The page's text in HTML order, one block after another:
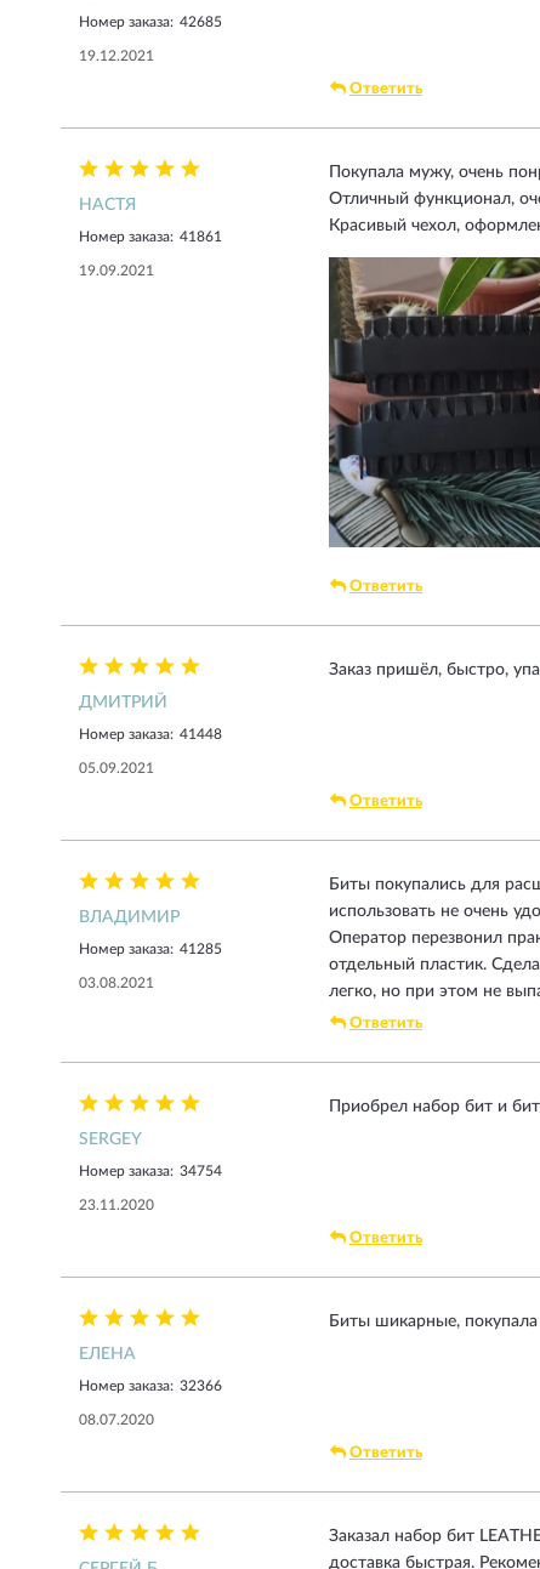
Номер заказа: 42685
19.12.2021
Ответить
НАСТЯ
Номер заказа: 41861
19.09.2021
Покупала мужу, очень
Отличный функционал,
Красивый чехол,
Ответить
ДМИТРИЙ
Номер заказа: 41448
05.09.2021
Заказ пришёл, быстро,
Ответить
ВЛАДИМИР
Номер заказа: 41285
03.08.2021
Биты покупались для
использовать не очень
Оператор перезвонил
отдельный пластик.
легко, но при этом не
Ответить
SERGEY
Номер заказа: 34754
23.11.2020
Приобрел набор бит и
Ответить
ЕЛЕНА
Номер заказа: 32366
08.07.2020
Биты шикарные,
Ответить
Заказал набор бит
доставка быстрая.